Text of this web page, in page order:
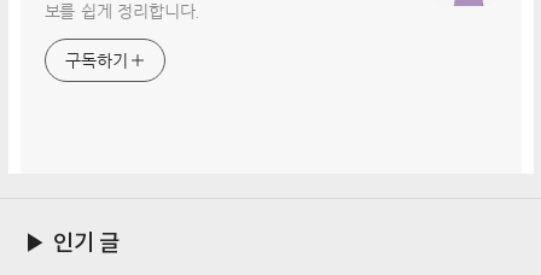
보를 쉽게 정리합니다.
구독하기
▶ 인기 글